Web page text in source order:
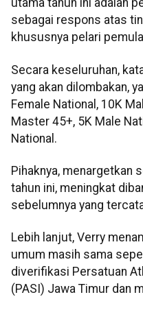
utama tahun ini adalah
sebagai respons atas
khususnya pelari
Secara keseluruhan,
yang akan dilombakan,
Female National, 10K
Master 45+, 5K Male
National.
Pihaknya, menargetkan
tahun ini, meningkat
sebelumnya yang
Lebih lanjut, Verry
umum masih sama
diverifikasi Persatuan
(PASI) Jawa Timur dan